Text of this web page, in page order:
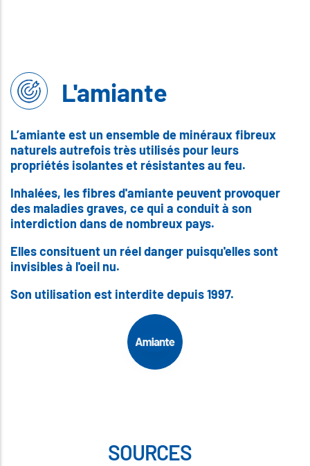
L'amiante
L’amiante est un ensemble de minéraux fibreux
naturels autrefois très utilisés pour leurs
propriétés isolantes et résistantes au feu.
Inhalées, les fibres d'amiante peuvent provoquer
des maladies graves, ce qui a conduit à son
interdiction dans de nombreux pays.
Elles consituent un réel danger puisqu'elles sont
invisibles à l'oeil nu.
Son utilisation est interdite depuis 1997.
SOURCES